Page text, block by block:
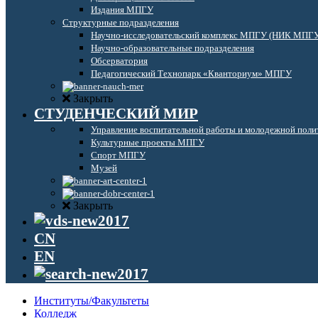
Издания МПГУ
Структурные подразделения
Научно-исследовательский комплекс МПГУ (НИК
Научно-образовательные подразделения
Обсерватория
Педагогический Технопарк «Кванториум» МПГУ
Закрыть
СТУДЕНЧЕСКИЙ МИР
Управление воспитательной работы и молодежной
Культурные проекты МПГУ
Спорт МПГУ
Музей
Закрыть
CN
EN
Институты/Факультеты
Колледж